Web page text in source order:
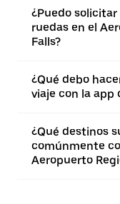
¿Puedo
ruedas en el
Falls?
¿Qué debo
viaje con la app
¿Qué destinos
comúnmente
Aeropuerto